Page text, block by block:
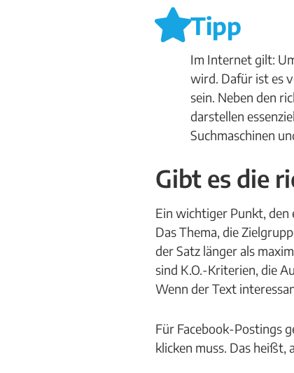
Tipp
Im Internet gilt:
wird. Dafür ist es
sein. Neben den
darstellen
Suchmaschinen
Gibt es die
Ein wichtiger Punkt, den
Das Thema, die
der Satz länger als
sind K.O.-Kriterien, die
Wenn der Text
Für Facebook-Postings
klicken muss. Das heißt,